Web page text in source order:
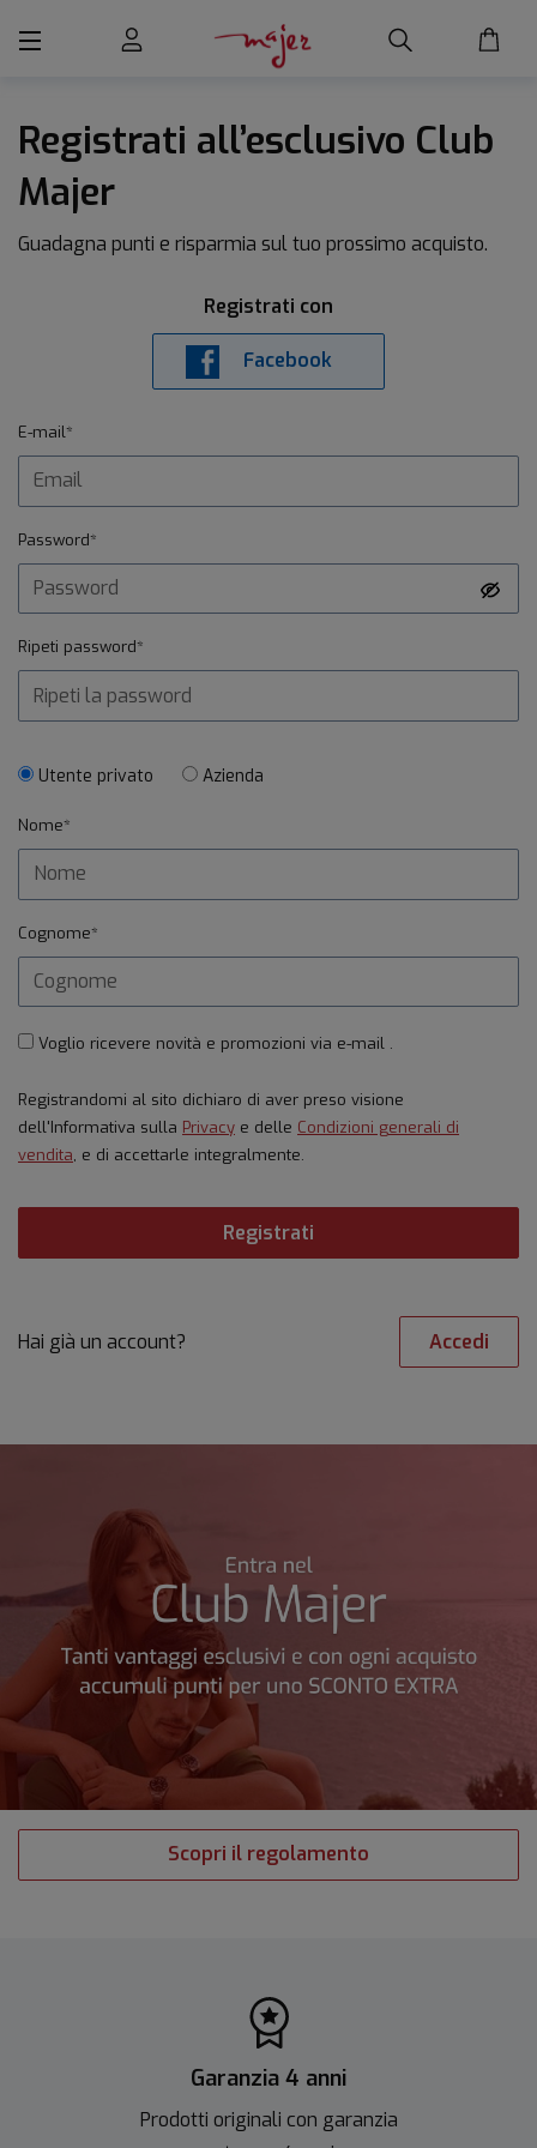
Registrati all’esclusivo Club
Majer
Guadagna punti e risparmia sul tuo prossimo acquisto.
Registrati con
Facebook
E-mail*
Password*
Ripeti password*
Utente privato Azienda
Nome*
Cognome*
Voglio ricevere novità e promozioni via e-mail .
Registrandomi al sito dichiaro di aver preso visione
dell'Informativa sulla Privacy e delle Condizioni generali di
vendita, e di accettarle integralmente.
Registrati
Hai già un account? Accedi
Scopri il regolamento
Garanzia 4 anni
Prodotti originali con garanzia